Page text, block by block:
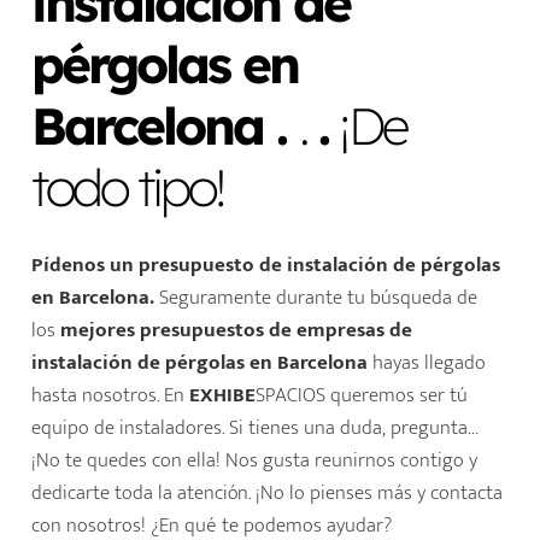
pérgolas en
Barcelona . ..¡De
todo tipo!
Pídenos un presupuesto de instalación de pérgolas
en Barcelona.Seguramente durante tu búsqueda de
los mejores presupuestos deempresas de
instalación de pérgolas en Barcelona hayas llegado
hasta nosotros. En EXHIBESPACIOS queremos ser tú
equipo de instaladores.Si tienes una duda, pregunta…
¡No te quedes con ella! Nos gusta reunirnos contigo y
dedicarte toda la atención. ¡No lo pienses más y contacta
con nosotros! ¿En qué te podemos ayudar?